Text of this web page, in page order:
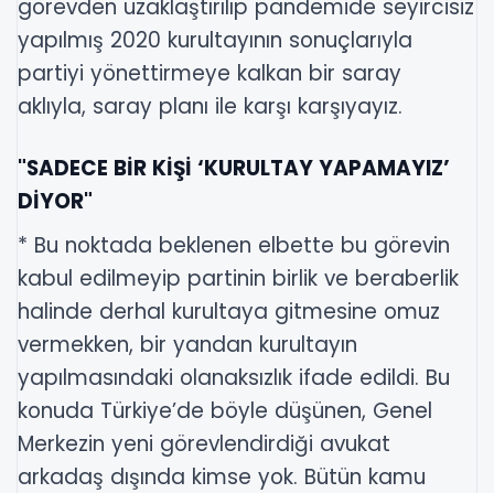
görevden uzaklaştırılıp pandemide seyircisiz
yapılmış 2020 kurultayının sonuçlarıyla
partiyi yönettirmeye kalkan bir saray
aklıyla, saray planı ile karşı karşıyayız.
"SADECE BİR KİŞİ ‘KURULTAY YAPAMAYIZ’
DİYOR"
* Bu noktada beklenen elbette bu görevin
kabul edilmeyip partinin birlik ve beraberlik
halinde derhal kurultaya gitmesine omuz
vermekken, bir yandan kurultayın
yapılmasındaki olanaksızlık ifade edildi. Bu
konuda Türkiye’de böyle düşünen, Genel
Merkezin yeni görevlendirdiği avukat
arkadaş dışında kimse yok. Bütün kamu